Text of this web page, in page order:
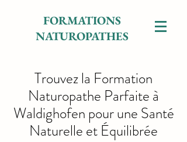
FORMATIONS
NATUROPATHES
Trouvez la Formation
Naturopathe Parfaite à
Waldighofen pour une Santé
Naturelle et Équilibrée